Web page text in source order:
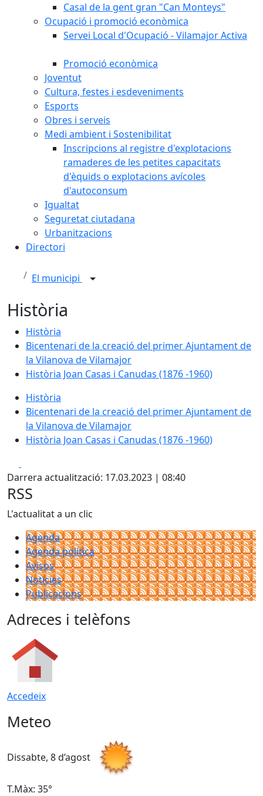
Casal de la gent gran "Can Monteys"
Ocupació i promoció econòmica
Servei Local d'Ocupació - Vilamajor Activa
Promoció econòmica
Joventut
Cultura, festes i esdeveniments
Esports
Obres i serveis
Medi ambient i Sostenibilitat
Inscripcions al registre d'explotacions
ramaderes de les petites capacitats
d'èquids o explotacions avícoles
d'autoconsum
Igualtat
Seguretat ciutadana
Urbanitzacions
Directori
El municipi
Història
Història
Bicentenari de la creació del primer Ajuntament de
la Vilanova de Vilamajor
Història Joan Casas i Canudas (1876 -1960)
Història
Bicentenari de la creació del primer Ajuntament de
la Vilanova de Vilamajor
Història Joan Casas i Canudas (1876 -1960)
Darrera actualització: 17.03.2023 | 08:40
RSS
L'actualitat a un clic
Agenda
Agenda política
Avisos
Notícies
Publicacions
Adreces i telèfons
Accedeix
Meteo
Dissabte, 8 d’agost
T.Màx: 35°